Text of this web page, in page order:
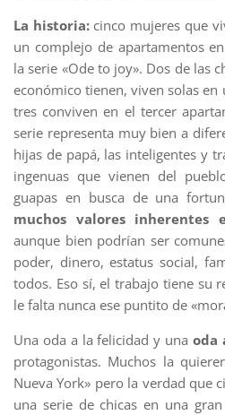
La historia:cinco mujeres que
un complejo de apartamentos
la serie «Ode to joy». Dos de las
económico tienen, viven solas
tres conviven en el tercer
serie representa muy bien a
hijas de papá, las inteligentes y
ingenuas que vienen del
guapas en busca de una
muchos valores
aunque bien podrían ser
poder, dinero, estatus social,
todos. Eso sí, el trabajo tiene su
le falta nunca ese puntito de
Una oda a la felicidad y una oda
protagonistas. Muchos la
Nueva York» pero la verdad que
una serie de chicas en una